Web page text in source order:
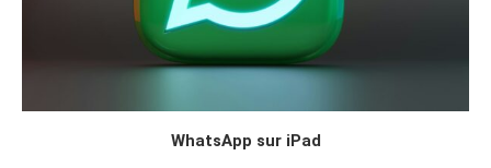
WhatsApp sur iPad